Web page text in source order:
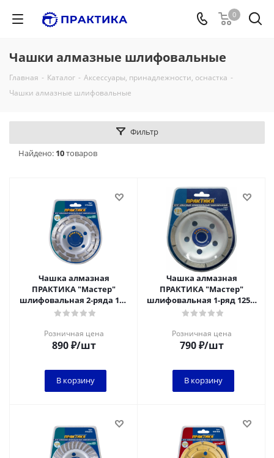
0
Чашки алмазные шлифовальные
Главная - Каталог - Аксессуары, принадлежности, оснастка -
Чашки алмазные шлифовальные
Фильтр
Найдено: 10товаров
Чашка алмазная
ПРАКТИКА "Мастер"
шлифовальная 2-ряда 125
х 22 мм блистер*
Розничная цена
890₽/шт
В корзину
Чашка алмазная
ПРАКТИКА "Мастер"
шлифовальная 1-ряд 125 х
22 мм блистер*
Розничная цена
790₽/шт
В корзину